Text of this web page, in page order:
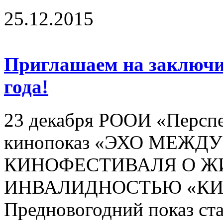
25.12.2015
Приглашаем на
года!
23 декабря РООИ
кинопоказ «ЭХО
КИНОФЕСТИВАЛЯ О
ИНВАЛИДНОСТЬЮ
Предновогодний показ